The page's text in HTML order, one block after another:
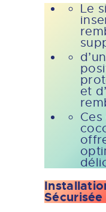
Le
et
Sécurisée